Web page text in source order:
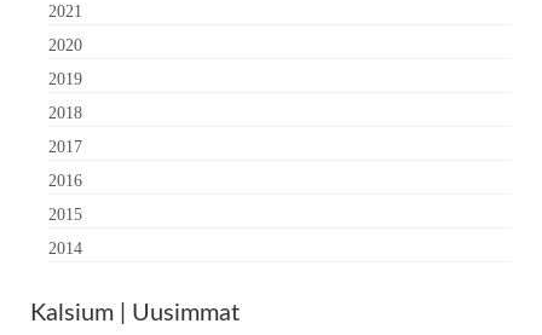
2021
2020
2019
2018
2017
2016
2015
2014
Kalsium | Uusimmat